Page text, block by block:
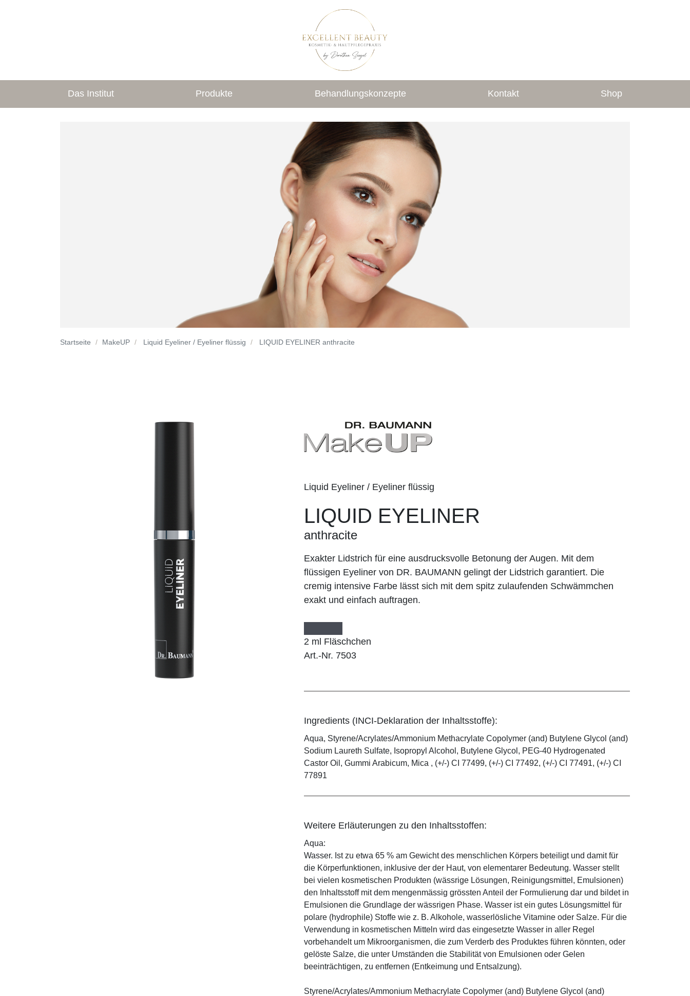
Das Institut Produkte Behandlungskonzepte Kontakt Shop
Startseite MakeUP Liquid Eyeliner / Eyeliner flüssig LIQUID EYELINER anthracite
Liquid Eyeliner / Eyeliner flüssig
LIQUID EYELINER
anthracite
Exakter Lidstrich für eine ausdrucksvolle Betonung der Augen. Mit dem
flüssigen Eyeliner von DR. BAUMANN gelingt der Lidstrich garantiert. Die
cremig intensive Farbe lässt sich mit dem spitz zulaufenden Schwämmchen
exakt und einfach auftragen.
2 ml Fläschchen
Art.-Nr. 7503
Ingredients (INCI-Deklaration der Inhaltsstoffe):
Aqua, Styrene/Acrylates/Ammonium Methacrylate Copolymer (and) Butylene Glycol (and)
Sodium Laureth Sulfate, Isopropyl Alcohol, Butylene Glycol, PEG-40 Hydrogenated
Castor Oil, Gummi Arabicum, Mica , (+/-) CI 77499, (+/-) CI 77492, (+/-) CI 77491, (+/-) CI
77891
Weitere Erläuterungen zu den Inhaltsstoffen:
Aqua:
Wasser. Ist zu etwa 65 % am Gewicht des menschlichen Körpers beteiligt und damit für
die Körperfunktionen, inklusive der der Haut, von elementarer Bedeutung. Wasser stellt
bei vielen kosmetischen Produkten (wässrige Lösungen, Reinigungsmittel, Emulsionen)
den Inhaltsstoff mit dem mengenmässig grössten Anteil der Formulierung dar und bildet in
Emulsionen die Grundlage der wässrigen Phase. Wasser ist ein gutes Lösungsmittel für
polare (hydrophile) Stoffe wie z. B. Alkohole, wasserlösliche Vitamine oder Salze. Für die
Verwendung in kosmetischen Mitteln wird das eingesetzte Wasser in aller Regel
vorbehandelt um Mikroorganismen, die zum Verderb des Produktes führen könnten, oder
gelöste Salze, die unter Umständen die Stabilität von Emulsionen oder Gelen
beeinträchtigen, zu entfernen (Entkeimung und Entsalzung).
Styrene/Acrylates/Ammonium Methacrylate Copolymer (and) Butylene Glycol (and)